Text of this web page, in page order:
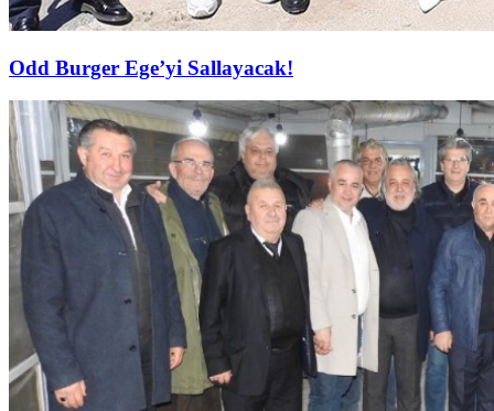
Odd Burger Ege’yi Sallayacak!